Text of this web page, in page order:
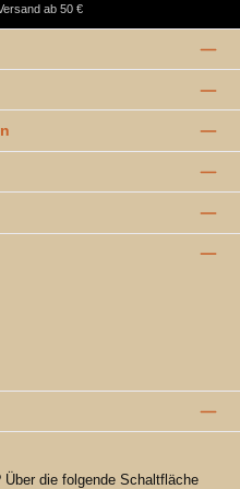
ab 50 €
die folgende Schaltfläche